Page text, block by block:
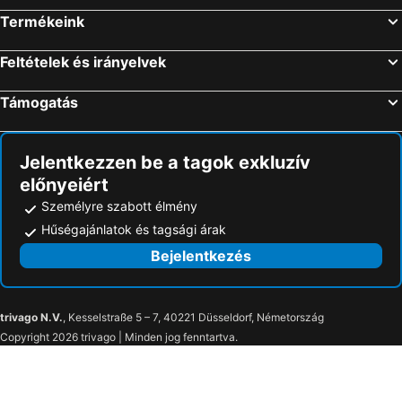
Lefkadios Hern Studios
Semiramis
Ocean Hotel Resort
Studios Prodromidis Πρεβεζα
Iliana
The Captain's House Boutique Hotel
Must Boutique Hotel & Restaurant
Sirius
Ionian White Villas Lefkada
Balver Luxury Apartments
Termékeink
Feltételek és irányelvek
Támogatás
Jelentkezzen be a tagok exkluzív
előnyeiért
Személyre szabott élmény
Hűségajánlatok és tagsági árak
Bejelentkezés
trivago N.V., Kesselstraße 5 – 7, 40221 Düsseldorf, Németország
Copyright 2026 trivago | Minden jog fenntartva.